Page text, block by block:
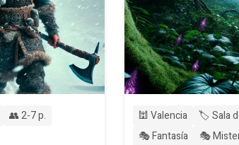
👥 2-7 p.
🕍 Valencia 🏷️ Sala
🎭 Fantasía
🎭